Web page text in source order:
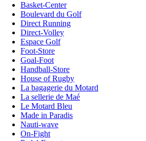
Basket-Center
Boulevard du Golf
Direct Running
Direct-Volley
Espace Golf
Foot-Store
Goal-Foot
Handball-Store
House of Rugby
La bagagerie du Motard
La sellerie de Maé
Le Motard Bleu
Made in Paradis
Nauti-wave
On-Fight